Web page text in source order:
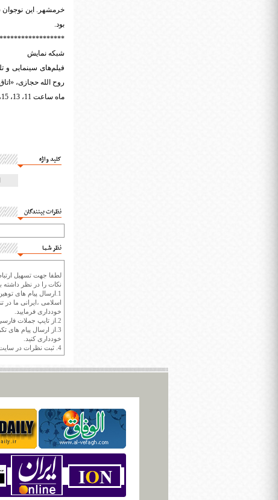
خرمشهر. این
بود.
شبکه نمایش
فیلم‌های سینمایی و
ماه ساعت 11، 13، 15، 17، 19، 21 و 23 از شبکه نمایش روی آنتن می‌رود.
کلید واژه
نظرات بینندگان
نظر شما
لطفا جهت تسهیل
نکات را در نظر داشته
1.ارسال پیام های
اسلامی ،ایرانی ما در
خودداری فرمایید.
2.از تایپ جملات فارسی با حروف انگلیسی خودداری کنید.
3.از ارسال پیام های
خودداری کنید.
4. ثبت نظرات در سايت ايران سپيد براي هر نظر حداکثر 400 واژه است.